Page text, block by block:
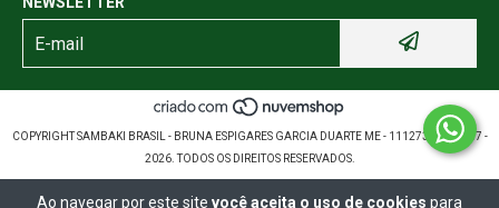
Ao navegar por este site você aceita o uso de cookies para
COPYRIGHT SAMBAKI BRASIL - BRUNA ESPIGARES GARCIA DUARTE ME - 11127389000157 -
2026. TODOS OS DIREITOS RESERVADOS.